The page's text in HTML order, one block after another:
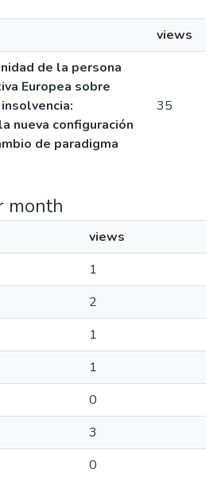
views
de la persona
Europea sobre
nueva configuración
de paradigma
35
month
views
1
2
1
1
0
3
0